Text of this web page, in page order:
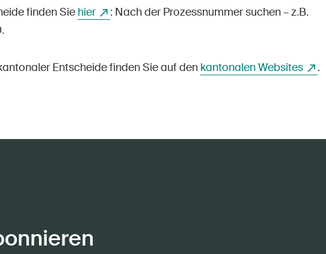
finden Sie hier
: Nach der Prozessnummer suchen – z.B.
Entscheide finden Sie auf den kantonalen Websites .